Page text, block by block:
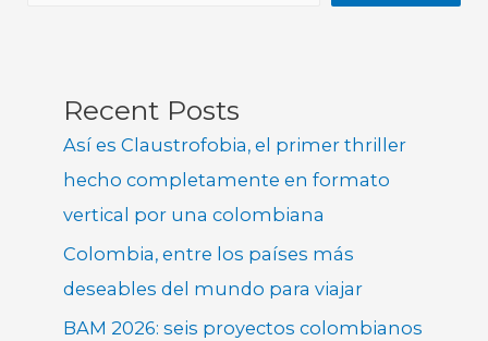
Recent Posts
Así es Claustrofobia, el primer thriller
hecho completamente en formato
vertical por una colombiana
Colombia, entre los países más
deseables del mundo para viajar
BAM 2026: seis proyectos colombianos